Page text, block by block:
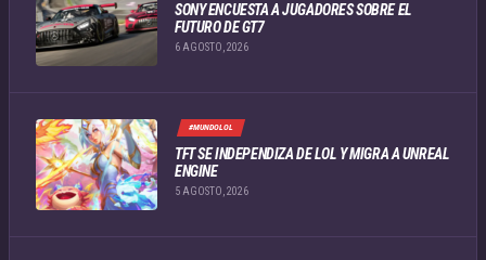
SONY ENCUESTA A JUGADORES SOBRE EL
FUTURO DE GT7
6 AGOSTO, 2026
#MUNDOLOL
TFT SE INDEPENDIZA DE LOL Y MIGRA A UNREAL
ENGINE
5 AGOSTO, 2026